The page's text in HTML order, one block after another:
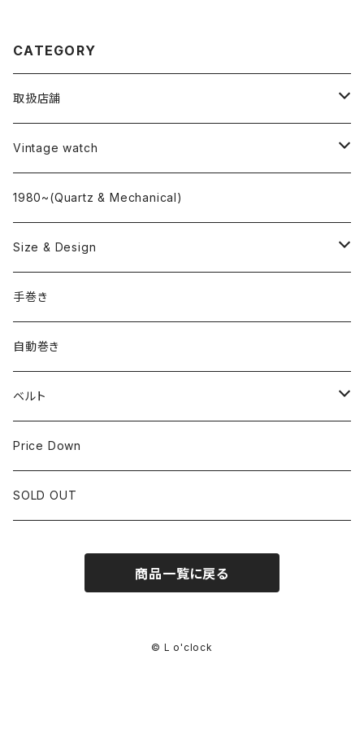
CATEGORY
取扱店舗
L o'clock
"delve"
Vintage watch
海外ブランド
OMEGA
ROLEX
国産ブランド
SEIKO
CITIZEN
1980~(Quartz & Mechanical)
Size & Design
~24.9mm
25mm~29.9mm
30mm~34.9mm
35mm~39.9mm
40mm~
手巻き
自動巻き
ベルト
HIRSCHベルト
SSブレスレット
Price Down
SOLD OUT
商品一覧に戻る
© L o'clock